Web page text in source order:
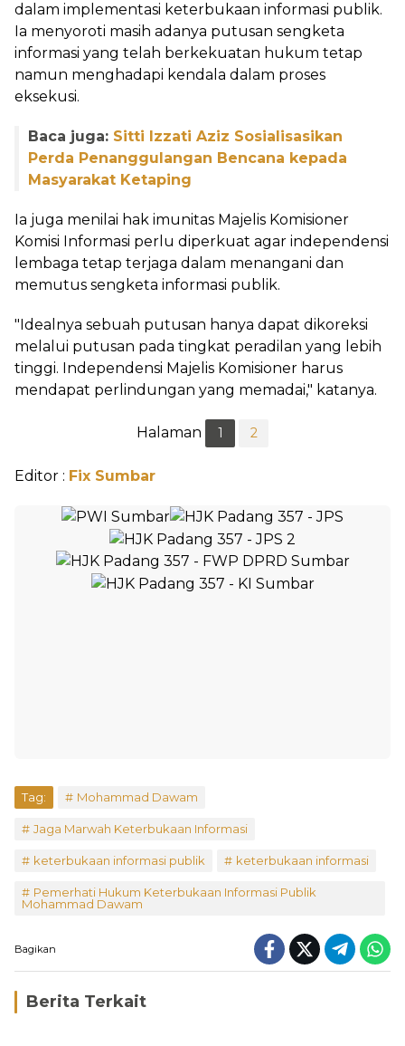
dalam implementasi keterbukaan informasi publik.
Ia menyoroti masih adanya putusan sengketa
informasi yang telah berkekuatan hukum tetap
namun menghadapi kendala dalam proses
eksekusi.
Baca juga: Sitti Izzati Aziz Sosialisasikan
Perda Penanggulangan Bencana kepada
Masyarakat Ketaping
Ia juga menilai hak imunitas Majelis Komisioner
Komisi Informasi perlu diperkuat agar independensi
lembaga tetap terjaga dalam menangani dan
memutus sengketa informasi publik.
"Idealnya sebuah putusan hanya dapat dikoreksi
melalui putusan pada tingkat peradilan yang lebih
tinggi. Independensi Majelis Komisioner harus
mendapat perlindungan yang memadai," katanya.
Halaman 1 2
Editor : Fix Sumbar
Tag: Mohammad Dawam
Jaga Marwah Keterbukaan Informasi
keterbukaan informasi publik keterbukaan informasi
Pemerhati Hukum Keterbukaan Informasi Publik
Mohammad Dawam
Bagikan
Berita Terkait